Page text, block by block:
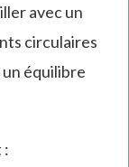
avec un
circulaires
équilibre
: